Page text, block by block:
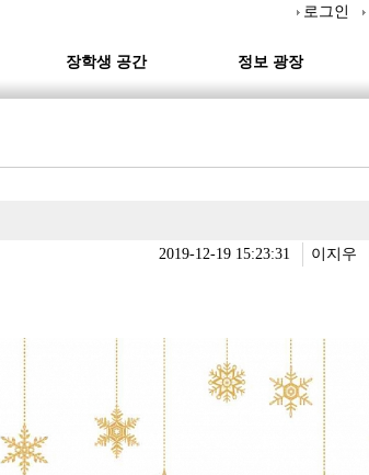
2019-12-19 15:23:31 이지우
로그인
장학생 공간 정보 광장